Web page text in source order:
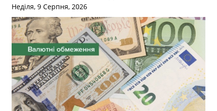
Неділя, 9 Серпня, 2026